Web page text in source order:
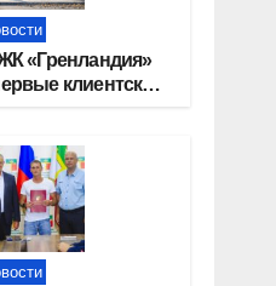
«Гренландия»
клиентские
компаний